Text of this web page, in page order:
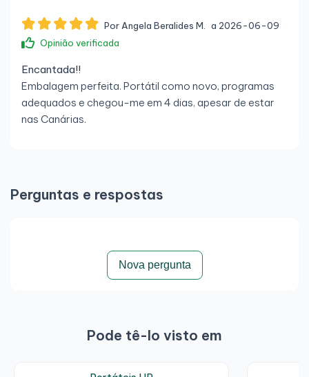
Por Angela Beralides M.
a 2026-06-09
Opinião verificada
Encantada!!
Embalagem perfeita. Portátil como novo, programas
adequados e chegou-me em 4 dias, apesar de estar
nas Canárias.
Perguntas e respostas
Nova pergunta
Pode tê-lo visto em